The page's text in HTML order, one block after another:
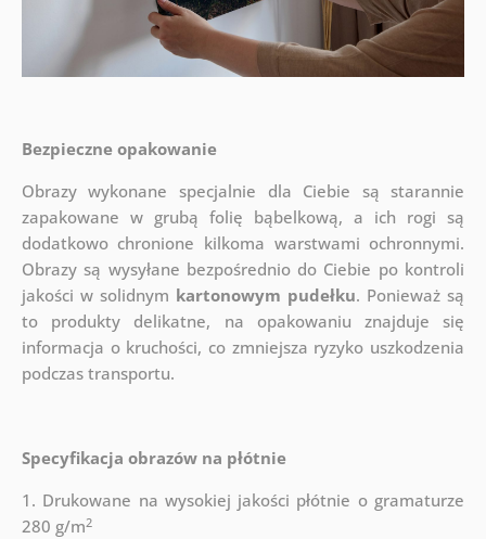
Bezpieczne opakowanie
Obrazy wykonane specjalnie dla Ciebie są starannie
zapakowane w grubą folię bąbelkową, a ich rogi są
dodatkowo chronione kilkoma warstwami ochronnymi.
Obrazy są wysyłane bezpośrednio do Ciebie po kontroli
jakości w solidnym kartonowym pudełku. Ponieważ są
to produkty delikatne, na opakowaniu znajduje się
informacja o kruchości, co zmniejsza ryzyko uszkodzenia
podczas transportu.
Specyfikacja obrazów na płótnie
1. Drukowane na wysokiej jakości płótnie o gramaturze
280 g/m2